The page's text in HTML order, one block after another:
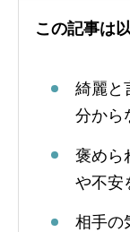
この記事は
綺麗と
分から
褒めら
や不安
相手の